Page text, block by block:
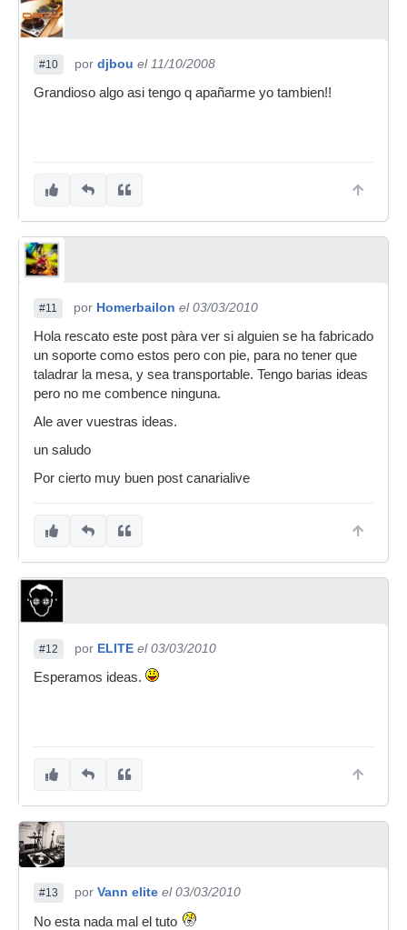
#10 por djbou el 11/10/2008
Grandioso algo asi tengo q apañarme yo tambien!!
#11 por Homerbailon el 03/03/2010
Hola rescato este post pàra ver si alguien se ha fabricado
un soporte como estos pero con pie, para no tener que
taladrar la mesa, y sea transportable. Tengo barias ideas
pero no me combence ninguna.
Ale aver vuestras ideas.
un saludo
Por cierto muy buen post canarialive
#12 por ELITE el 03/03/2010
Esperamos ideas.
#13 por Vann elite el 03/03/2010
No esta nada mal el tuto